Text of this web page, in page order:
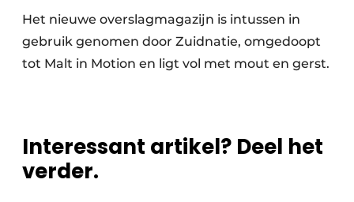
Het nieuwe overslagmagazijn is intussen in
gebruik genomen door Zuidnatie, omgedoopt
tot Malt in Motion en ligt vol met mout en gerst.
Interessant artikel? Deel het
verder.